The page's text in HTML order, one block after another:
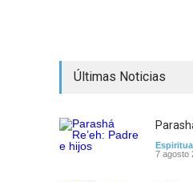
Últimas Noticias
7 agosto